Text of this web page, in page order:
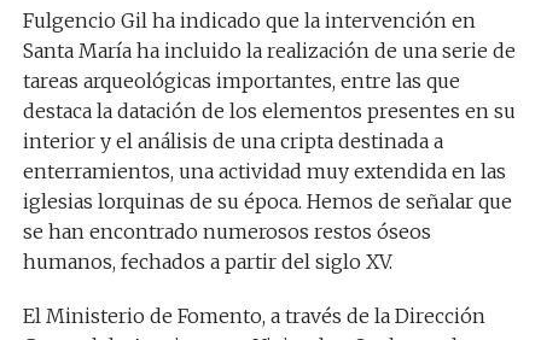
Fulgencio Gil ha indicado que la intervención en
Santa María ha incluido la realización de una serie de
tareas arqueológicas importantes, entre las que
destaca la datación de los elementos presentes en su
interior y el análisis de una cripta destinada a
enterramientos, una actividad muy extendida en las
iglesias lorquinas de su época. Hemos de señalar que
se han encontrado numerosos restos óseos
humanos, fechados a partir del siglo XV.
El Ministerio de Fomento, a través de la Dirección